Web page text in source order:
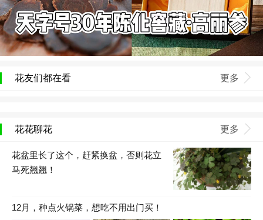
花友们都在看 更多
花花聊花 更多
花盆里长了这个，赶紧换盆，否则花立
马死翘翘！
12月，种点火锅菜，想吃不用出门买！